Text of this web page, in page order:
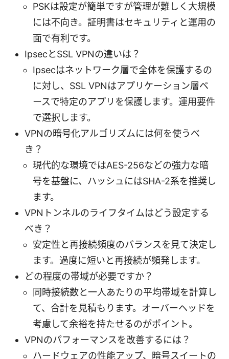
PSKは設定が簡単ですが管理が難しく大規模
には不向き。証明書はセキュリティと運用の
面で有利です。
IpsecとSSL VPNの違いは？
Ipsecはネットワーク層で全体を保護するの
に対し、SSL VPNはアプリケーション層ベ
ースで特定のアプリを保護します。運用要件
で選択します。
VPNの暗号化アルゴリズムには何を使うべ
き？
現代的な環境ではAES-256などの強力な暗
号を基盤に、ハッシュにはSHA-2系を推奨し
ます。
VPNトンネルのライフタイムはどう設定する
べき？
安定性と再接続頻度のバランスを見て決定し
ます。過度に短いと再接続が頻発します。
どの程度の帯域が必要ですか？
同時接続数と一人あたりの平均帯域を計算し
て、合計を見積もります。オーバーヘッドを
考慮して余裕を持たせるのがポイント。
VPNのパフォーマンスを改善するには？
ハードウェアの性能アップ、暗号スイートの